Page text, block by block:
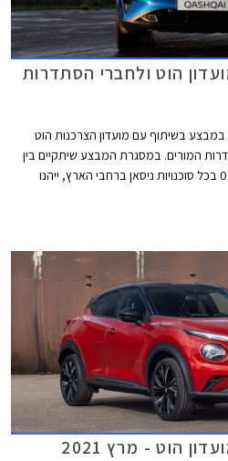
הוט ולחברי הסתדרות
במבצע בשיתוף עם מועדון הצרכנות הוט
המורים. במסגרת המבצע שיתקיים בין
התאריכים 01.03.2022-31.03.2022 בכל סוכנויות ניסאן ברחבי הארץ, ייהנו
קונקט המאפשרת בין היתר לקבל
התרעה מפני שכחת ילדים ברכב, וקבלת
הוט - מרץ 2021